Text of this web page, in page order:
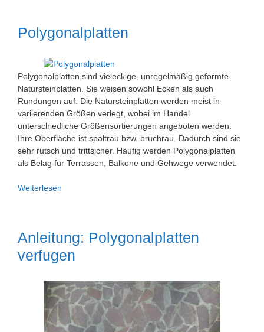
Polygonalplatten
Polygonalplatten sind vieleckige, unregelmäßig geformte
Natursteinplatten. Sie weisen sowohl Ecken als auch
Rundungen auf. Die Natursteinplatten werden meist in
variierenden Größen verlegt, wobei im Handel
unterschiedliche Größensortierungen angeboten werden.
Ihre Oberfläche ist spaltrau bzw. bruchrau. Dadurch sind sie
sehr rutsch und trittsicher. Häufig werden Polygonalplatten
als Belag für Terrassen, Balkone und Gehwege verwendet.
Weiterlesen
Anleitung: Polygonalplatten
verfugen